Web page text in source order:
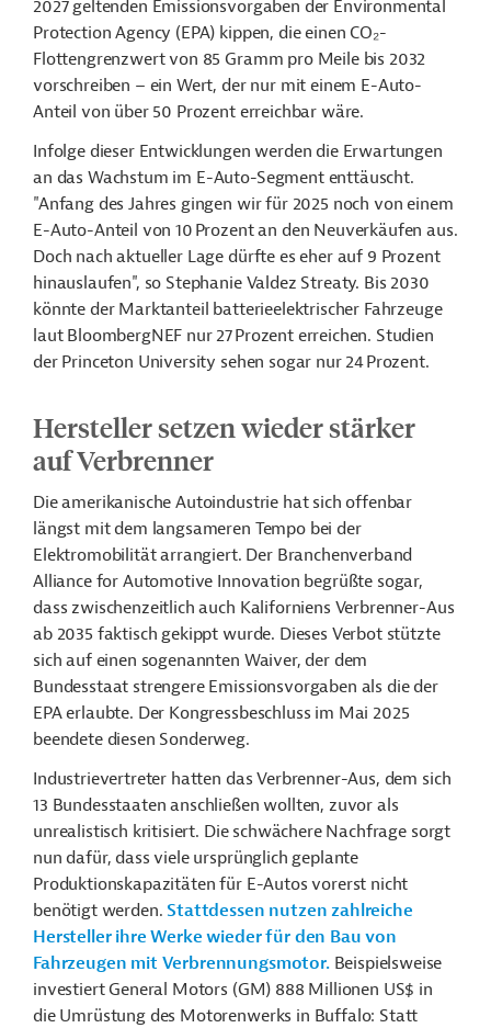
2027 geltenden Emissionsvorgaben der Environmental
Protection Agency (EPA) kippen, die einen CO₂-
Flottengrenzwert von 85 Gramm pro Meile bis 2032
vorschreiben – ein Wert, der nur mit einem E-Auto-
Anteil von über 50 Prozent erreichbar wäre.
Infolge dieser Entwicklungen werden die Erwartungen
an das Wachstum im E-Auto-Segment enttäuscht.
"Anfang des Jahres gingen wir für 2025 noch von einem
E-Auto-Anteil von 10 Prozent an den Neuverkäufen aus.
Doch nach aktueller Lage dürfte es eher auf 9 Prozent
hinauslaufen", so Stephanie Valdez Streaty. Bis 2030
könnte der Marktanteil batterieelektrischer Fahrzeuge
laut BloombergNEF nur 27 Prozent erreichen. Studien
der Princeton University sehen sogar nur 24 Prozent.
Hersteller setzen wieder stärker
auf Verbrenner
Die amerikanische Autoindustrie hat sich offenbar
längst mit dem langsameren Tempo bei der
Elektromobilität arrangiert. Der Branchenverband
Alliance for Automotive Innovation begrüßte sogar,
dass zwischenzeitlich auch Kaliforniens Verbrenner-Aus
ab 2035 faktisch gekippt wurde. Dieses Verbot stützte
sich auf einen sogenannten Waiver, der dem
Bundesstaat strengere Emissionsvorgaben als die der
EPA erlaubte. Der Kongressbeschluss im Mai 2025
beendete diesen Sonderweg.
Industrievertreter hatten das Verbrenner-Aus, dem sich
13 Bundesstaaten anschließen wollten, zuvor als
unrealistisch kritisiert. Die schwächere Nachfrage sorgt
nun dafür, dass viele ursprünglich geplante
Produktionskapazitäten für E-Autos vorerst nicht
benötigt werden. Stattdessen nutzen zahlreiche
Hersteller ihre Werke wieder für den Bau von
Fahrzeugen mit Verbrennungsmotor.Beispielsweise
investiert General Motors (GM) 888 Millionen US$ in
die Umrüstung des Motorenwerks in Buffalo: Statt